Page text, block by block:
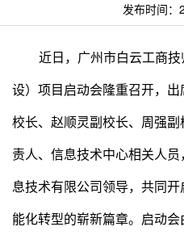
发布时间：
近日，广州市白云工商
设）项目启动会隆重召开，
校长、赵顺灵副校长、周强
责人、信息技术中心相关人
息技术有限公司领导，共同
能化转型的崭新篇章。启动会